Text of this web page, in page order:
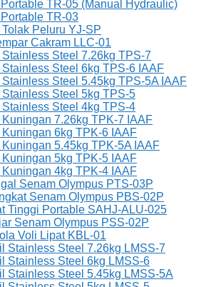
TR-05 (Manual Hydraulic)
TR-03
Peluru YJ-SP
Cakram LLC-01
Steel 7.26kg TPS-7
Steel 6kg TPS-6 IAAF
Steel 5.45kg TPS-5A IAAF
Steel 5kg TPS-5
Steel 4kg TPS-4
7.26kg TPK-7 IAAF
6kg TPK-6 IAAF
5.45kg TPK-5A IAAF
5kg TPK-5 IAAF
4kg TPK-4 IAAF
Senam Olympus PTS-03P
Senam Olympus PBS-02P
Tinggi Portable SAHJ-ALU-025
Senam Olympus PSS-02P
Voli Lipat KBL-01
Stainless Steel 7.26kg LMSS-7
Stainless Steel 6kg LMSS-6
Stainless Steel 5.45kg LMSS-5A